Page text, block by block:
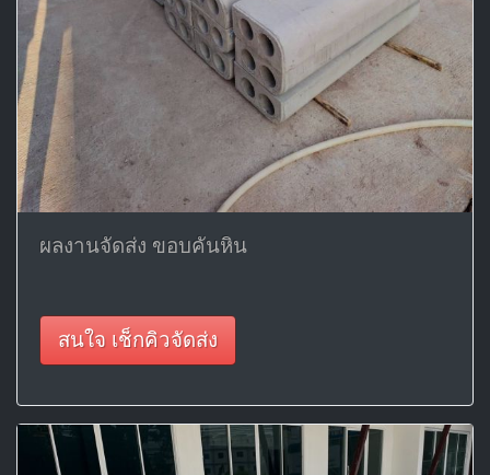
ผลงานจัดส่ง ขอบคันหิน
สนใจ เช็กคิวจัดส่ง